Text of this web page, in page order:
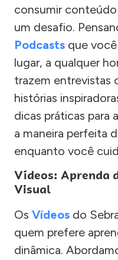
consumir
um desafio.
Podcasts que
lugar, a qualquer
trazem entrevistas
histórias
dicas práticas para
a maneira perfeita
enquanto você
Vídeos: Aprenda
Visual
Os Vídeos do
quem prefere
dinâmica.